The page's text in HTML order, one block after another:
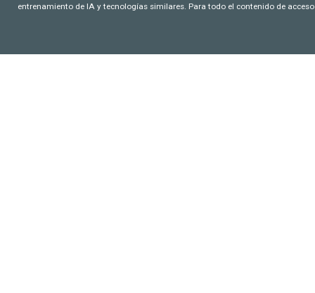
entrenamiento de IA y tecnologías similares. Para todo el contenido de